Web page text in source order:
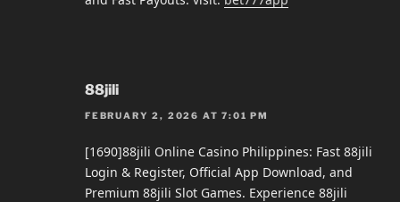
88jili
FEBRUARY 2, 2026 AT 7:01 PM
[1690]88jili Online Casino Philippines: Fast 88jili
Login & Register, Official App Download, and
Premium 88jili Slot Games. Experience 88jili